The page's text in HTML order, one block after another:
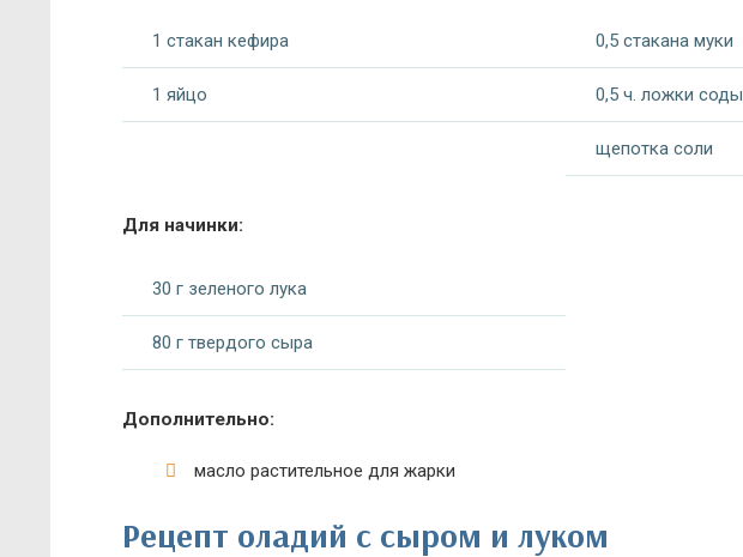
1 стакан кефира
1 яйцо
0,5 стакана муки
0,5 ч. ложки соды
щепотка соли
Для начинки:
30 г зеленого лука
80 г твердого сыра
Дополнительно:
масло растительное для жарки
Рецепт оладий с сыром и луком